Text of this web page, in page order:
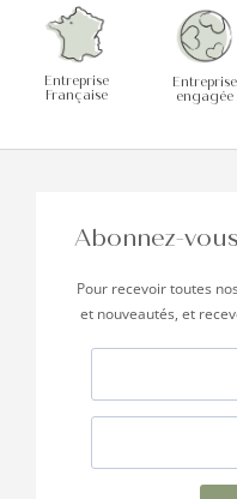
Entreprise
Française
Entreprise
engagée
Abonnez-
Pour recevoir toutes
et nouveautés, et